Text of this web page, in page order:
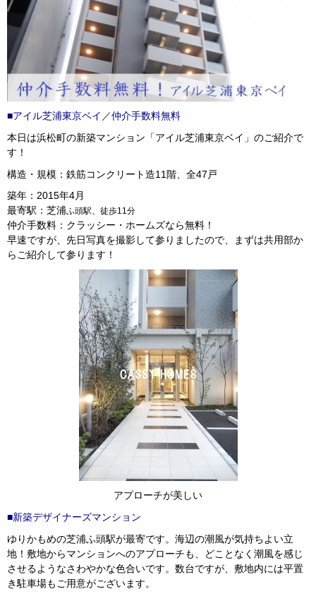
■アイル芝浦東京ベイ／仲介手数料無料
本日は浜松町の新築マンション「アイル芝浦東京ベイ」のご紹介で
す！
構造・規模：鉄筋コンクリート造11階、全47戸
築年：2015年4月
最寄駅：芝浦ふ頭駅、徒歩11分
仲介手数料：クラッシー・ホームズなら無料！
早速ですが、先日写真を撮影して参りましたので、まずは共用部か
らご紹介して参ります！
アプローチが美しい
■新築デザイナーズマンション
ゆりかもめの芝浦ふ頭駅が最寄です。海辺の潮風が気持ちよい立
地！敷地からマンションへのアプローチも、どことなく潮風を感じ
させるようなさわやかな色合いです。数台ですが、敷地内には平置
き駐車場もご用意がございます。